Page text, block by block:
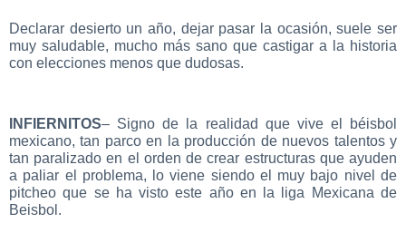
Declarar desierto un año, dejar pasar la ocasión, suele ser
muy saludable, mucho más sano que castigar a la historia
con elecciones menos que dudosas.
INFIERNITOS– Signo de la realidad que vive el béisbol
mexicano, tan parco en la producción de nuevos talentos y
tan paralizado en el orden de crear estructuras que ayuden
a paliar el problema, lo viene siendo el muy bajo nivel de
pitcheo que se ha visto este año en la liga Mexicana de
Beisbol.